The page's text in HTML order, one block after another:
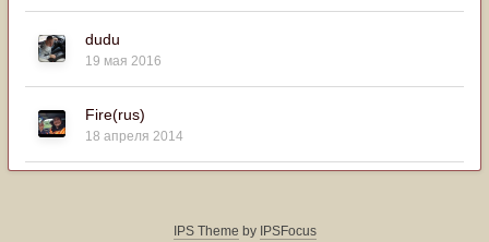
dudu
19 мая 2016
Fire(rus)
18 апреля 2014
IPS Theme by IPSFocus